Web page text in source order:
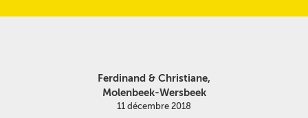
Ferdinand & Christiane,
Molenbeek-Wersbeek
11 décembre 2018